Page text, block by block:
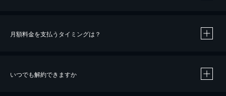
※40％ポイント還元の対象は、クレジットカード決済による作品の購入 / レンタルです。
月額料金を支払うタイミングは？
いつでも解約できますか